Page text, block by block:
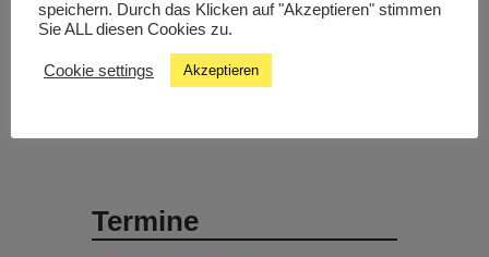
Studiochat
Termine
speichern. Durch das Klicken auf "Akzeptieren" stimmen
Sie ALL diesen Cookies zu.
Cookie settings Akzeptieren